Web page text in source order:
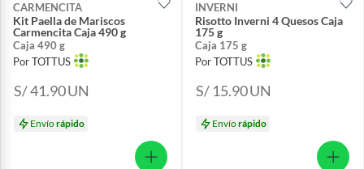
CARMENCITA
Kit Paella de Mariscos
Carmencita Caja 490 g
Caja 490 g
Por TOTTUS
S/ 41.90UN
Envíorápido
INVERNI
Risotto Inverni 4 Quesos Caja
175 g
Caja 175 g
Por TOTTUS
S/ 15.90UN
Envíorápido